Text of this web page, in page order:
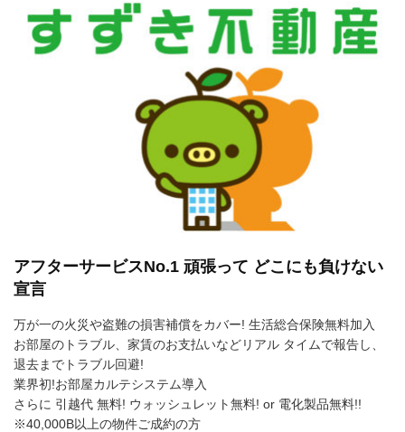
アフターサービスNo.1 頑張って どこにも負けない
宣言
万が一の火災や盗難の損害補償をカバー! 生活総合保険無料加入
お部屋のトラブル、家賃のお支払いなどリアル タイムで報告し、
退去までトラブル回避!
業界初!お部屋カルテシステム導入
さらに 引越代 無料! ウォッシュレット無料! or 電化製品無料!!
※40,000B以上の物件ご成約の方